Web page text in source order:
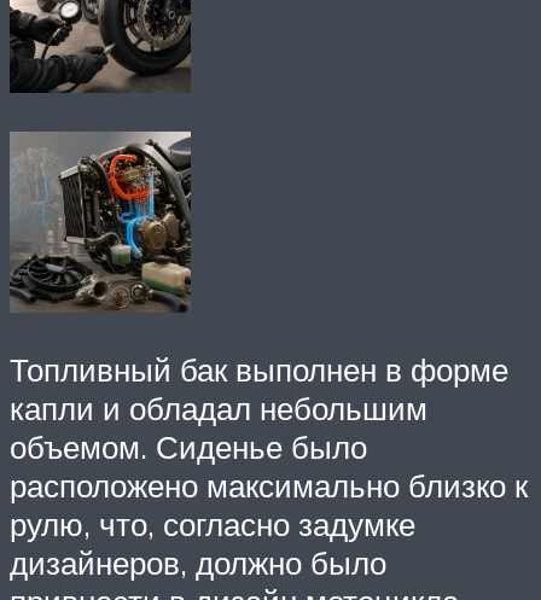
Топливный бак выполнен в форме
капли и обладал небольшим
объемом. Сиденье было
расположено максимально близко к
рулю, что, согласно задумке
дизайнеров, должно было